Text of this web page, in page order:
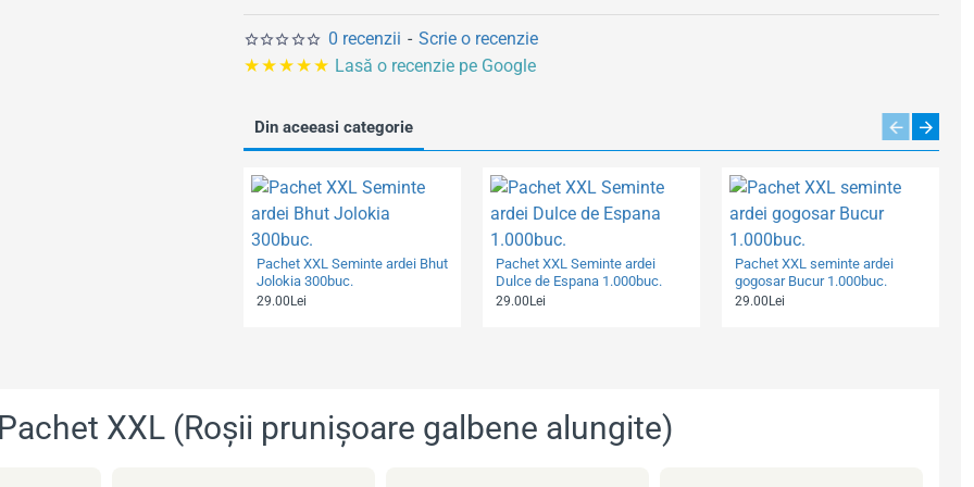
0 recenzii - Scrie o recenzie
Din aceeasi categorie
Pachet XXL Seminte ardei Bhut
Jolokia 300buc.
29.00Lei
Pachet XXL Seminte ardei
Dulce de Espana 1.000buc.
29.00Lei
Pachet XXL seminte ardei
gogosar Bucur 1.000buc.
29.00Lei
★★★★★ Lasă o recenzie pe Google
XXL (Roșii prunișoare galbene alungite)